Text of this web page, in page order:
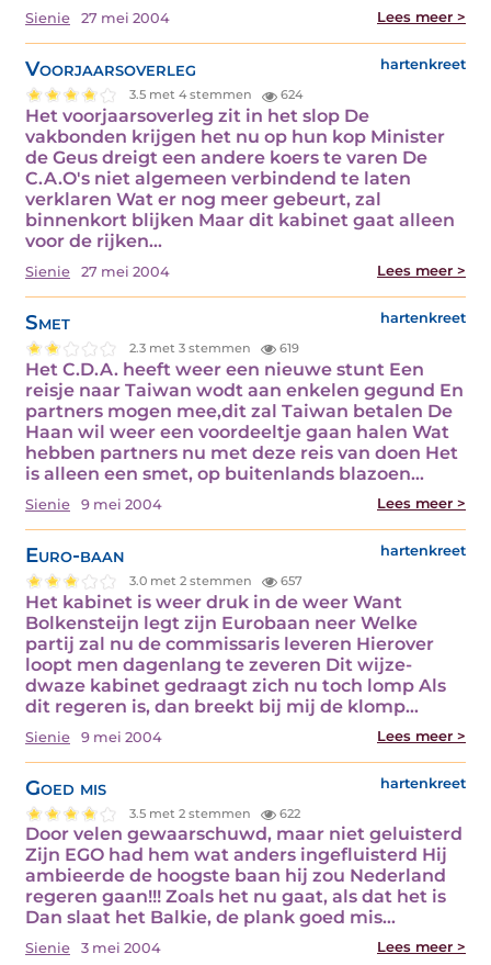
Sienie 27 mei 2004 Lees meer >
Voorjaarsoverleg hartenkreet
3.5 met 4 stemmen 624
Het voorjaarsoverleg zit in het slop De
vakbonden krijgen het nu op hun kop Minister
de Geus dreigt een andere koers te varen De
C.A.O's niet algemeen verbindend te laten
verklaren Wat er nog meer gebeurt, zal
binnenkort blijken Maar dit kabinet gaat alleen
voor de rijken…
Sienie 27 mei 2004 Lees meer >
Smet hartenkreet
2.3 met 3 stemmen 619
Het C.D.A. heeft weer een nieuwe stunt Een
reisje naar Taiwan wodt aan enkelen gegund En
partners mogen mee,dit zal Taiwan betalen De
Haan wil weer een voordeeltje gaan halen Wat
hebben partners nu met deze reis van doen Het
is alleen een smet, op buitenlands blazoen…
Sienie 9 mei 2004 Lees meer >
Euro-baan hartenkreet
3.0 met 2 stemmen 657
Het kabinet is weer druk in de weer Want
Bolkensteijn legt zijn Eurobaan neer Welke
partij zal nu de commissaris leveren Hierover
loopt men dagenlang te zeveren Dit wijze-
dwaze kabinet gedraagt zich nu toch lomp Als
dit regeren is, dan breekt bij mij de klomp…
Sienie 9 mei 2004 Lees meer >
Goed mis hartenkreet
3.5 met 2 stemmen 622
Door velen gewaarschuwd, maar niet geluisterd
Zijn EGO had hem wat anders ingefluisterd Hij
ambieerde de hoogste baan hij zou Nederland
regeren gaan!!! Zoals het nu gaat, als dat het is
Dan slaat het Balkie, de plank goed mis…
Sienie 3 mei 2004 Lees meer >